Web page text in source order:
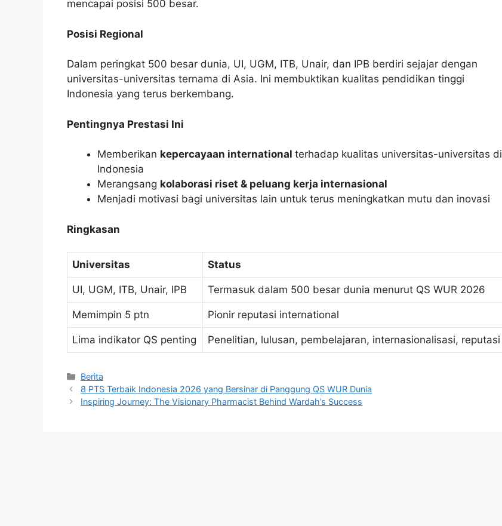
mencapai posisi 500 besar.
Posisi Regional
Dalam peringkat 500 besar dunia, UI, UGM, ITB, Unair, dan IPB berdiri sejajar dengan
universitas-universitas ternama di Asia. Ini membuktikan kualitas pendidikan tinggi
Indonesia yang terus berkembang.
Pentingnya Prestasi Ini
Memberikan kepercayaan international terhadap kualitas universitas-universitas di
Indonesia
Merangsang kolaborasi riset & peluang kerja internasional
Menjadi motivasi bagi universitas lain untuk terus meningkatkan mutu dan inovasi
Ringkasan
Universitas Status
UI, UGM, ITB, Unair, IPB Termasuk dalam 500 besar dunia menurut QS WUR 2026
Memimpin 5 ptn Pionir reputasi international
Lima indikator QS penting Penelitian, lulusan, pembelajaran, internasionalisasi, reputasi
Kategori
Berita
8 PTS Terbaik Indonesia 2026 yang Bersinar di Panggung QS WUR Dunia
Inspiring Journey: The Visionary Pharmacist Behind Wardah’s Success